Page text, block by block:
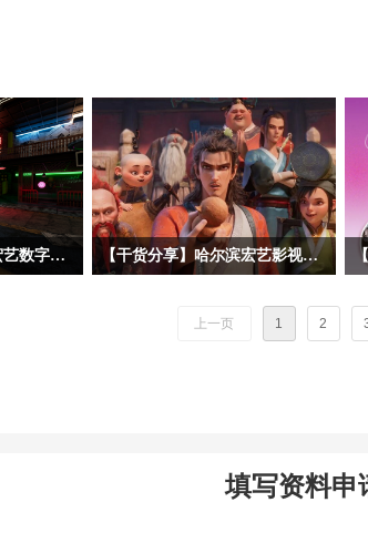
填写资料申
【学员作品】哈尔滨宏艺数字基地学员三维作品——初级材质 【干货分享】哈尔滨宏艺影视动画学校拆解暑期黑马《八仙！》幕后阵容！动画专业学子求职必看动画公司清单
很多同学沉浸在八仙的奇幻故事、精良
的3D动画画面之中。作为动画学习
品宣发全链条企业，整理每家公司所在
地、业务范围、代表作、招人方向，为
上一页 1 2